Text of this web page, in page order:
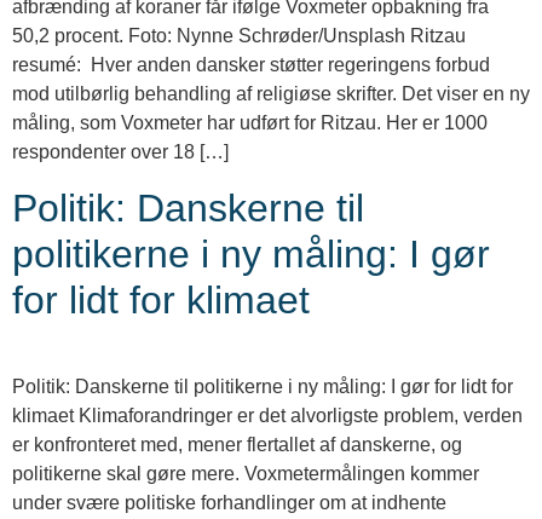
afbrænding af koraner får ifølge Voxmeter opbakning fra
50,2 procent. Foto: Nynne Schrøder/Unsplash Ritzau
resumé: Hver anden dansker støtter regeringens forbud
mod utilbørlig behandling af religiøse skrifter. Det viser en ny
måling, som Voxmeter har udført for Ritzau. Her er 1000
respondenter over 18 […]
Politik: Danskerne til
politikerne i ny måling: I gør
for lidt for klimaet
Politik: Danskerne til politikerne i ny måling: I gør for lidt for
klimaet Klimaforandringer er det alvorligste problem, verden
er konfronteret med, mener flertallet af danskerne, og
politikerne skal gøre mere. Voxmetermålingen kommer
under svære politiske forhandlinger om at indhente